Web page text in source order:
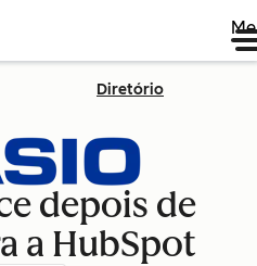
Diretório
depois de
a HubSpot